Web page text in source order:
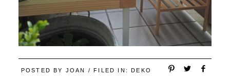
POSTED BY JOAN / FILED IN:DEKO